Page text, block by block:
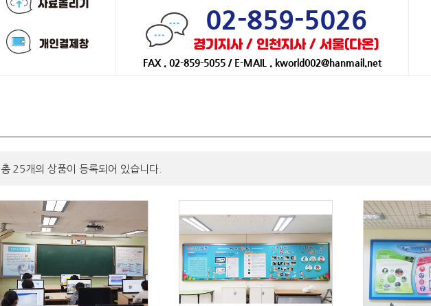
02-859-5026
경기지사 / 인천지사 / 서울(다온)
FAX . 02-859-5055 / E-MAIL . kworld002@hanmail.net
총 25개의 상품이 등록되어 있습니다.